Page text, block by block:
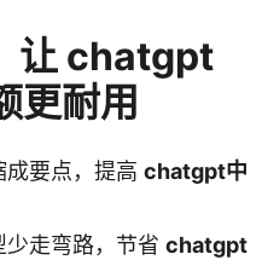
让 chatgpt
更耐用
要点，提高 chatgpt中
走弯路，节省 chatgpt